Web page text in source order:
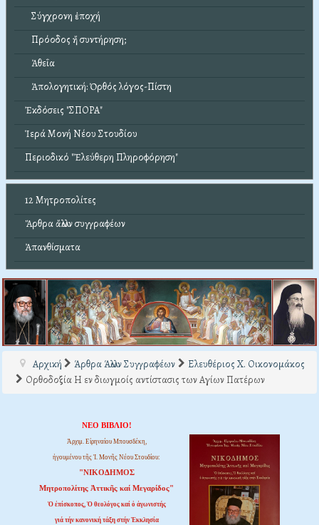
Σύγχρονη ἐποχή
Πρόοδος ἤ συντήρηση;
Ἀθεΐα
Ἀπολογητική: Ὀρθός λόγος-Πίστη
Ἐκδόσεις "ΣΠΟΡΑ"
Ἱερά Μονή Νέου Στουδίου
Περιοδικό "Ἐλεύθερη Πληροφόρηση"
12 Μητροπολίτες
Ἄρθρα ἄλλων συγγραφέων
Ἀπανθίσματα
Αρχική Άρθρα Άλλων Συγγραφέων
Ελευθέριος Χ. Οικονομάκος
Ορθοδοξία Η εν διωγμοίς αντίστασις των Αγίων Πατέρων
ΝΕΟ ΒΙΒΛΙΟ!
Ἀρχιμ. Εἰρηναίου Μπουσδέκη,
ἡγουμένου τῆς Ἱ. Μονῆς Νέου Στουδίου:
"ΝΙΚΟΔΗΜΟΣ
Μητροπολίτης Ἀττικῆς καί Μεγαρίδος"
Ὁ ἐπίσκοπος, Ὁ θεολόγος καί ὁ ἀγωνιστής
γιά τήν κανονική τάξη στήν Ἐκκλησία